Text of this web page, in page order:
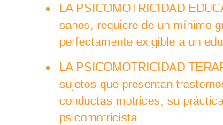
LA PSICOMOTRICIDAD
sanos, requiere de un mínimo
perfectamente exigible a un
LA PSICOMOTRICIDAD
sujetos que presentan
conductas motrices, su
psicomotricista.